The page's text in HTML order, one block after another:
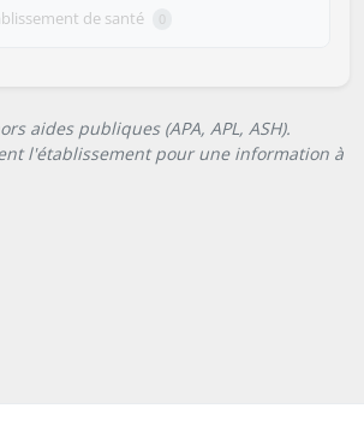
de santé 0
aides publiques (APA, APL, ASH).
l'établissement pour une information à